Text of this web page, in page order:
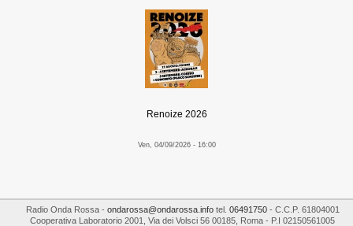
Renoize 2026
Ven, 04/09/2026 - 16:00
Radio Onda Rossa- ondarossa@ondarossa.infotel. 06491750- C.C.P. 61804001
Cooperativa Laboratorio 2001
Via dei Volsci 56 00185 Roma - P.I 02150561005